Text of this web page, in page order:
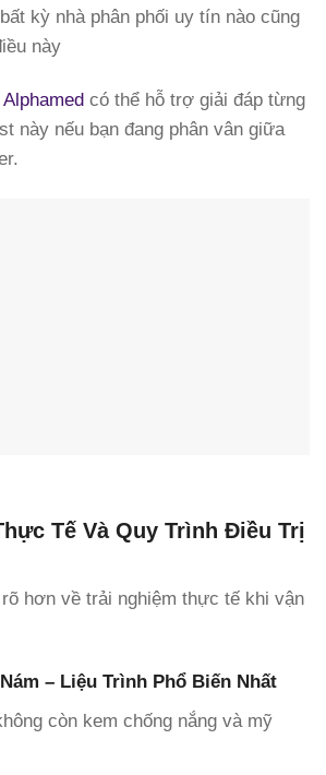
kỳ nhà phân phối uy tín nào cũng
này
Alphamed có thể hỗ trợ giải đáp từng
này nếu bạn đang phân vân giữa
Tế Và Quy Trình Điều Trị
hơn về trải nghiệm thực tế khi vận
– Liệu Trình Phổ Biến Nhất
còn kem chống nắng và mỹ